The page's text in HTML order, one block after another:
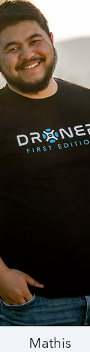
Mathis